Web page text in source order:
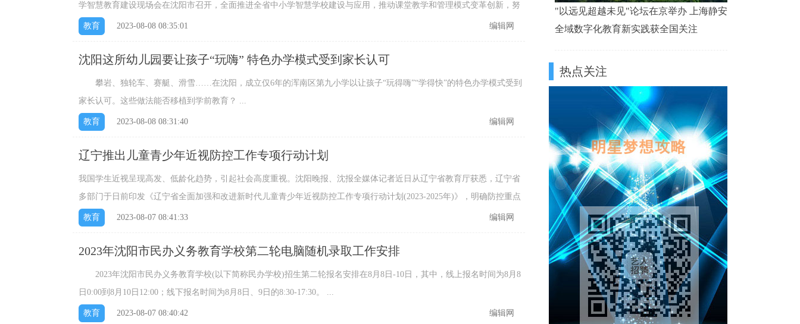
学智慧教育建设现场会在沈阳市召开，全面推进全省中小学智慧学校建设与应用，推动课堂教学和管理模式变革创新，努
力为建设教育强省作出新贡献。...
教育 2023-08-08 08:35:01 编辑网
沈阳这所幼儿园要让孩子“玩嗨” 特色办学模式受到家长认可
攀岩、独轮车、赛艇、滑雪……在沈阳，成立仅6年的浑南区第九小学以让孩子“玩得嗨”“学得快”的特色办学模式受到
家长认可。这些做法能否移植到学前教育？ ...
教育 2023-08-08 08:31:40 编辑网
辽宁推出儿童青少年近视防控工作专项行动计划
我国学生近视呈现高发、低龄化趋势，引起社会高度重视。沈阳晚报、沈报全媒体记者近日从辽宁省教育厅获悉，辽宁省
多部门于日前印发《辽宁省全面加强和改进新时代儿童青少年近视防控工作专项行动计划(2023-2025年)》，明确防控重点
任务和保障措施。...
教育 2023-08-07 08:41:33 编辑网
2023年沈阳市民办义务教育学校第二轮电脑随机录取工作安排
2023年沈阳市民办义务教育学校(以下简称民办学校)招生第二轮报名安排在8月8日-10日，其中，线上报名时间为8月8
日0:00到8月10日12:00；线下报名时间为8月8日、9日的8:30-17:30。 ...
教育 2023-08-07 08:40:42 编辑网
"以远见超越未见"论坛在京举办 上海静安
全域数字化教育新实践获全国关注
热点关注